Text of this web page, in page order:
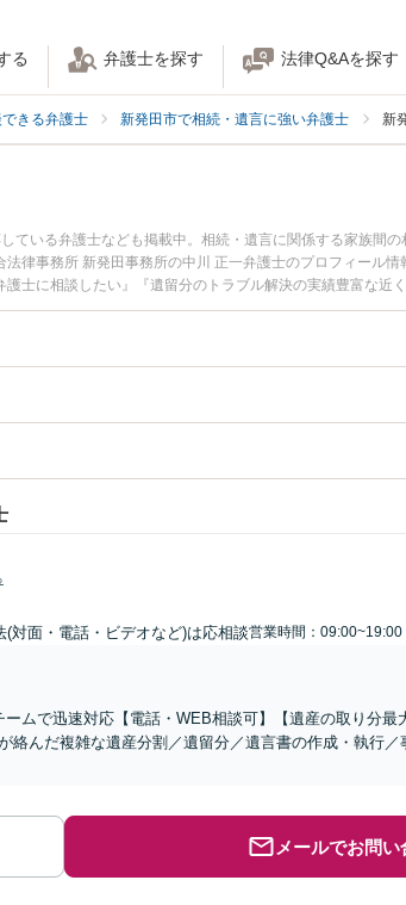
る 弁護士を探す 法律Q&Aを探す
きる弁護士 新発田市で相続・遺言に強い弁護士 新
ている弁護士なども掲載中。相続・遺言に関係する家族間
律事務所 新発田事務所の中川 正一弁護士のプロフィール
士に相談したい』『遺留分のトラブル解決の実績豊富な近
りの相談者さんにおすすめです。
(対面・電話・ビデオなど)は応相談営業時間：09:00~19:00
ームで迅速対応【電話・WEB相談可】【遺産の取り分
絡んだ複雑な遺産分割／遺留分／遺言書の作成・執行
メールでお問い